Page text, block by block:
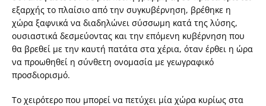
εξαρχής το πλαίσιο από την συγκυβέρνηση, βρέθηκε η
χώρα ξαφνικά να διαδηλώνει σύσσωμη κατά της λύσης,
ουσιαστικά δεσμεύοντας και την επόμενη κυβέρνηση που
θα βρεθεί με την καυτή πατάτα στα χέρια, όταν έρθει η ώρα
να προωθηθεί η σύνθετη ονομασία με γεωγραφικό
προσδιορισμό.
Το χειρότερο που μπορεί να πετύχει μία χώρα κυρίως στα